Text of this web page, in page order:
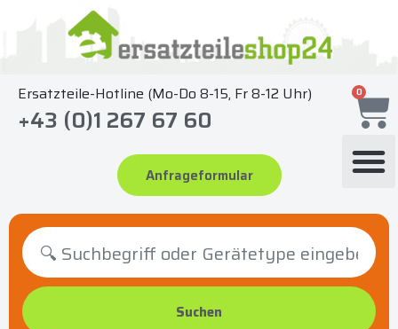
springen
Ersatzteile-Hotline (Mo-Do 8-15, Fr 8-12 Uhr)
+43 (0)1 267 67 60
Anfrageformular
0